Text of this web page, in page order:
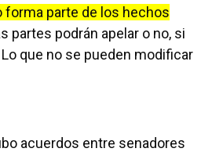
forma parte de los hechos
partes podrán apelar o no, si
que no se pueden modificar
acuerdos entre senadores